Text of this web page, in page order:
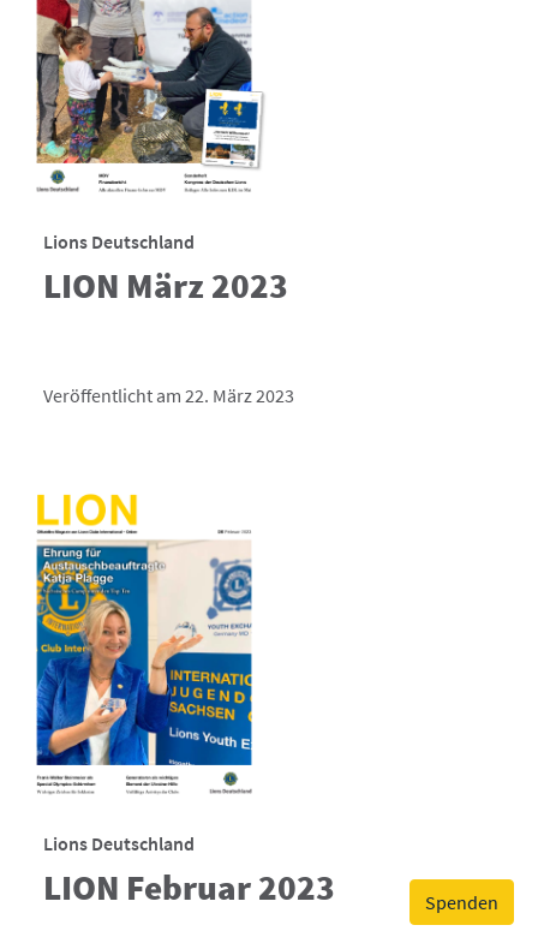
Spenden
Lions Deutschland
LION März 2023
Veröffentlicht am 22. März 2023
Lions Deutschland
LION Februar 2023